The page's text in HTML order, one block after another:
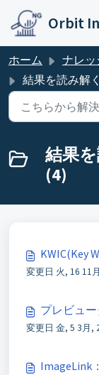
メインコンテン
Orbit
ホーム ナレッジ
結果を読み解くための支援
結果
(4)
KWIC(Key
変更日 火, 16 11
プレビュ
変更日 金, 5 3月,
ImageLink